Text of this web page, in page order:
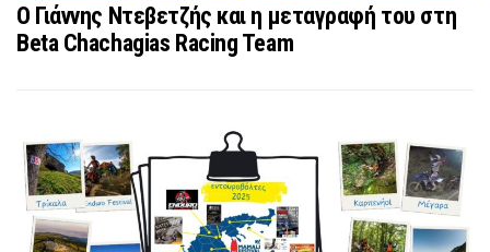
Ο Γιάννης Ντεβετζής και η μεταγραφή του στη
Beta Chachagias Racing Team